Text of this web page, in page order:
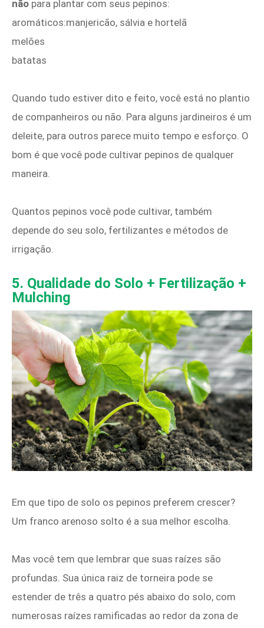
não para plantar com seus pepinos:
aromáticos:manjericão, sálvia e hortelã
melões
batatas
Quando tudo estiver dito e feito, você está no plantio
de companheiros ou não. Para alguns jardineiros é um
deleite, para outros parece muito tempo e esforço. O
bom é que você pode cultivar pepinos de qualquer
maneira.
Quantos pepinos você pode cultivar, também
depende do seu solo, fertilizantes e métodos de
irrigação.
5. Qualidade do Solo + Fertilização +
Mulching
Em que tipo de solo os pepinos preferem crescer?
Um franco arenoso solto é a sua melhor escolha.
Mas você tem que lembrar que suas raízes são
profundas. Sua única raiz de torneira pode se
estender de três a quatro pés abaixo do solo, com
numerosas raízes ramificadas ao redor da zona de